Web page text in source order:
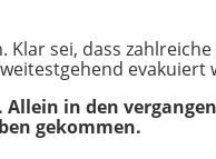
sei, dass
evakuiert
in den
gekommen.